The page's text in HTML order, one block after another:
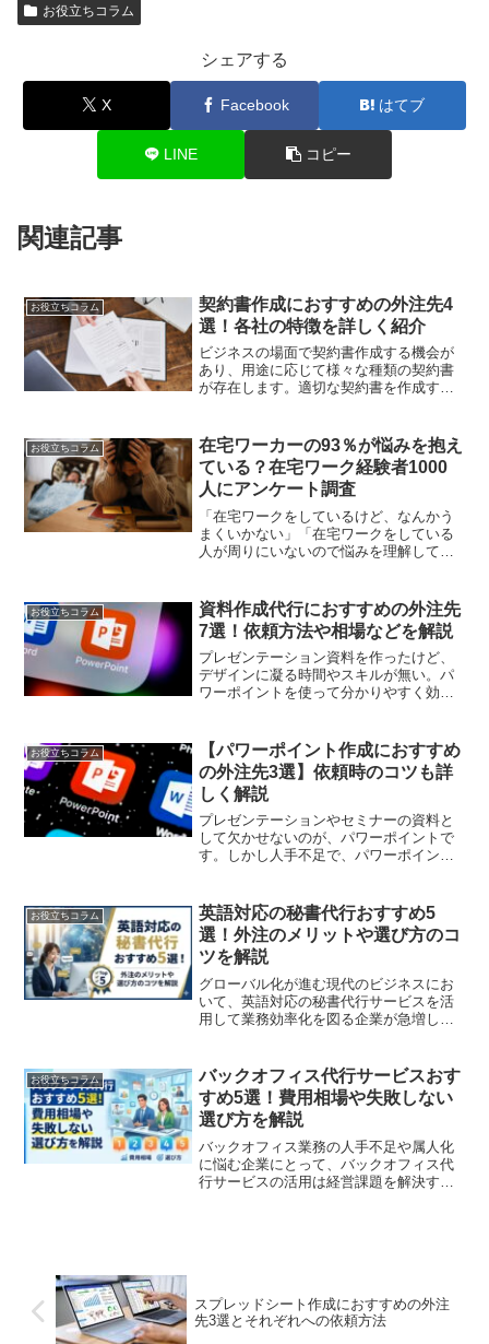
お役立ちコラム
シェアする
X Facebook はてブ
LINE コピー
関連記事
お役立ちコラム
契約書作成におすすめの外注先4
選！各社の特徴を詳しく紹介
ビジネスの場面で契約書作成する機会が
あり、用途に応じて様々な種類の契約書
が存在します。適切な契約書を作成する
記載する必要があるからです。例えば、
契約書に記載漏れや間違い...
お役立ちコラム
在宅ワーカーの93％が悩みを抱え
ている？在宅ワーク経験者1000
人にアンケート調査
「在宅ワークをしているけど、なんかう
まくいかない」「在宅ワークをしている
人が周りにいないので悩みを理解しても
いでしょうか。そこで今回は、在宅ワー
ク経験者1,000人にア...
お役立ちコラム
資料作成代行におすすめの外注先
7選！依頼方法や相場などを解説
プレゼンテーション資料を作ったけど、
デザインに凝る時間やスキルが無い。パ
ワーポイントを使って分かりやすく効果
に向け、資料作成におすすめの外注先7選
とそれぞれへの依頼方法や...
お役立ちコラム
【パワーポイント作成におすすめ
の外注先3選】依頼時のコツも詳
しく解説
プレゼンテーションやセミナーの資料と
して欠かせないのが、パワーポイントで
す。しかし人手不足で、パワーポイント
イントが苦手で、苦労して作成しても資
料が見にくいと言われてし...
お役立ちコラム
英語対応の秘書代行おすすめ5
選！外注のメリットや選び方のコ
ツを解説
グローバル化が進む現代のビジネスにお
いて、英語対応の秘書代行サービスを活
用して業務効率化を図る企業が急増して
用難易度が高く、直接雇用すると高額な
人件費や教育の手間といっ...
お役立ちコラム
バックオフィス代行サービスおす
すめ5選！費用相場や失敗しない
選び方を解説
バックオフィス業務の人手不足や属人化
に悩む企業にとって、バックオフィス代
行サービスの活用は経営課題を解決する
スプレッドシート作成におすすめの外注
先3選とそれぞれへの依頼方法